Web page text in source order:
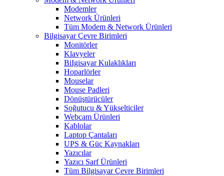
Modemler
Network Ürünleri
Tüm Modem & Network Ürünleri
Bilgisayar Çevre Birimleri
Monitörler
Klavyeler
BiIgisayar Kulaklıkları
Hoparlörler
Mouselar
Mouse Padleri
Dönüştürücüler
Soğutucu & Yükselticiler
Webcam Ürünleri
Kablolar
Laptop Çantaları
UPS & Güç Kaynakları
Yazıcılar
Yazıcı Sarf Ürünleri
Tüm Bilgisayar Çevre Birimleri